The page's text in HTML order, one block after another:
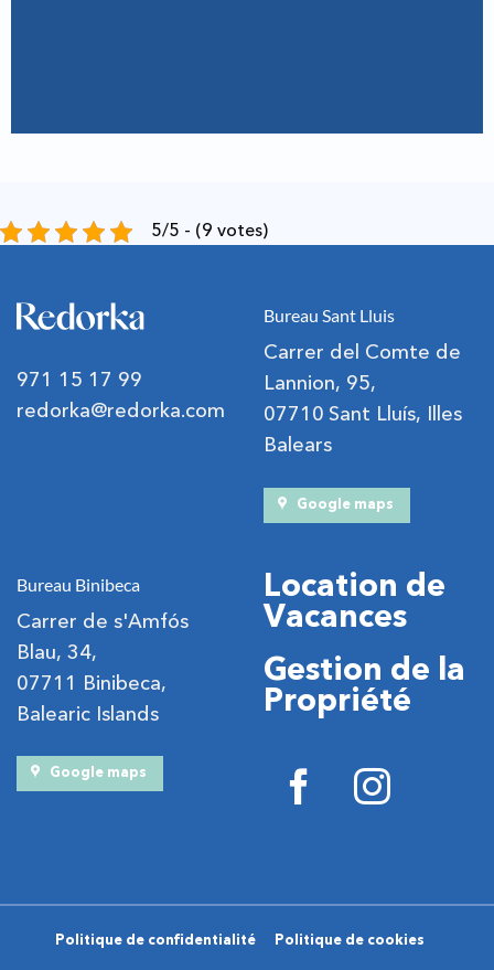
5/5 - (9 votes)
971 15 17 99
redorka@redorka.com
Bureau Sant Lluis
Carrer del Comte de
Lannion, 95,
07710 Sant Lluís, Illes
Balears
Google maps
Bureau Binibeca
Carrer de s'Amfós
Blau, 34,
07711 Binibeca,
Balearic Islands
Google maps
Location de
Vacances
Gestion de la
Propriété
Politique de confidentialité Politique de cookies